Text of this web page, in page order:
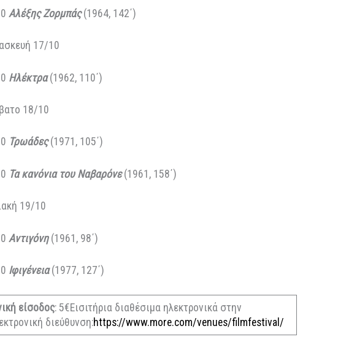
υποδειγματικά μία από τις πιο φλογερές ηρωίδες που γέννησε ποτέ η
αγέρωχης αξιοπρέπειας και εσωτερικευμένου πόνου.
Πρόγραμμα προβολών:
Πέμπτη 16/10
Σάββατο 18/10
18:30Τρωάδες(1971, 105΄)
20:30Τα κανόνια του Ναβαρόνε(1961, 158΄)